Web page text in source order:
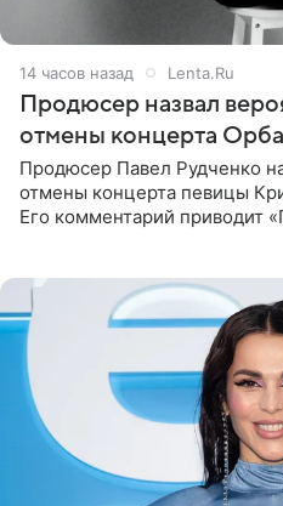
14 часов назад Lenta.Ru
Продюсер назвал
отмены концерта
Продюсер Павел Рудченко
отмены концерта певицы
Его комментарий приводит